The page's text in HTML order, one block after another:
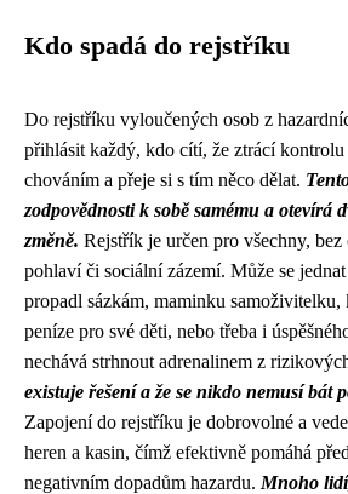
Kdo spadá do rejstříku
Do rejstříku vyloučených osob z
přihlásit každý, kdo cítí, že ztrácí
chováním a přeje si s tím něco dělat.
zodpovědnosti k sobě samému a otevírá
změně. Rejstřík je určen pro všechny, bez
pohlaví či sociální zázemí. Může se
propadl sázkám, maminku samoživitelku,
peníze pro své děti, nebo třeba i
nechává strhnout adrenalinem z
existuje řešení a že se nikdo nemusí bát
Zapojení do rejstříku je dobrovolné a
heren a kasin, čímž efektivně pomáhá
negativním dopadům hazardu. Mnoho